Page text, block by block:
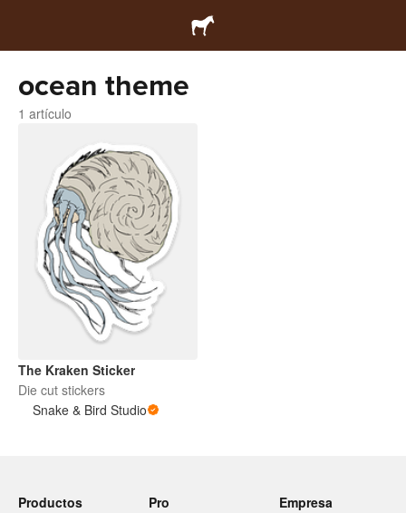
ocean theme
1 artículo
The Kraken Sticker
Die cut stickers
Snake & Bird Studio
Productos
Pro
Empresa